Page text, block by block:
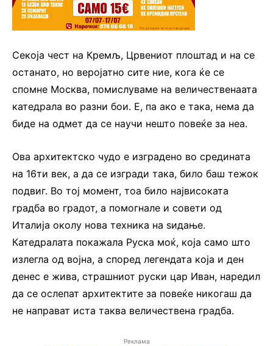
Секоја чест на Кремљ, Црвениот плоштад и на се
останато, но веројатно сите ние, кога ќе се
спомне Москва, помислуваме на величественаата
катедрала во разни бои. Е, па ако е така, нема да
биде на одмет да се научи нешто повеќе за неа.
Ова архитектско чудо е изградено во средината
на 16ти век, а да се изгради така, било баш тежок
подвиг. Во тој момент, тоа било највисоката
градба во градот, а помогнале и совети од
Италија околу нова техника на ѕидање.
Катедралата покажала Руска моќ, која само што
излегла од војна, а според легендата која и ден
денес е жива, страшниот руски цар Иван, наредил
да се ослепат архитектите за повеќе никогаш да
не направат иста таква величествена градба.
Реклама